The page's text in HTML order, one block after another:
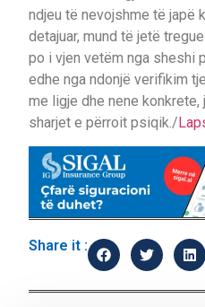
ndjeu të nevojshme të japë
detajuar, mund të jetë
po i vjen vetëm nga sheshi
edhe nga ndonjë verifikim
me ligje dhe nene
sharjet e përroit psiqik./
Share it :